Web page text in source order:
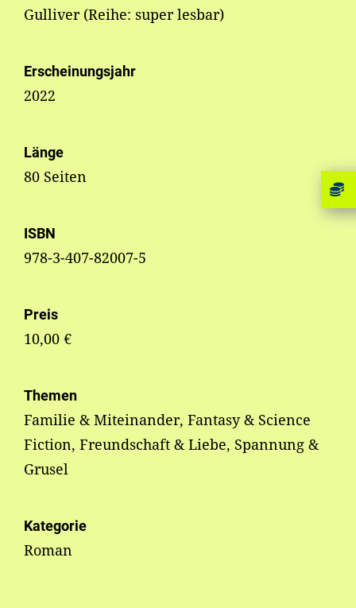
Gulliver (Reihe: super lesbar)
Erscheinungsjahr
2022
Länge
80 Seiten
ISBN
978-3-407-82007-5
Preis
10,00 €
Themen
Familie & Miteinander, Fantasy & Science
Fiction, Freundschaft & Liebe, Spannung &
Grusel
Kategorie
Roman